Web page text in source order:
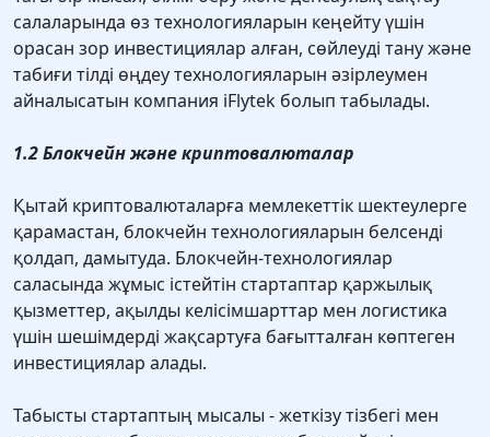
салаларында өз технологияларын кеңейту үшін
орасан зор инвестициялар алған, сөйлеуді тану және
табиғи тілді өңдеу технологияларын әзірлеумен
айналысатын компания iFlytek болып табылады.
1.2 Блокчейн және криптовалюталар
Қытай криптовалюталарға мемлекеттік шектеулерге
қарамастан, блокчейн технологияларын белсенді
қолдап, дамытуда. Блокчейн-технологиялар
саласында жұмыс істейтін стартаптар қаржылық
қызметтер, ақылды келісімшарттар мен логистика
үшін шешімдерді жақсартуға бағытталған көптеген
инвестициялар алады.
Табысты стартаптың мысалы - жеткізу тізбегі мен